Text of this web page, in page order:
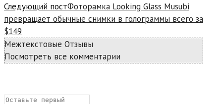
Следующий постФоторамка Looking Glass Musubi
превращает обычные снимки в голограммы всего за
$149
Межтекстовые Отзывы
Посмотреть все комментарии